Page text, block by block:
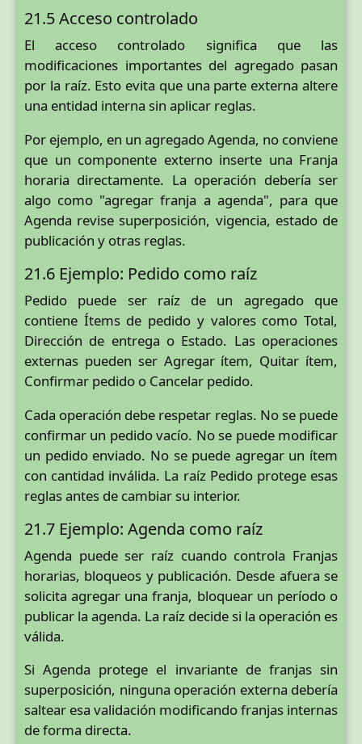
21.5 Acceso controlado
El acceso controlado significa que las
modificaciones importantes del agregado pasan
por la raíz. Esto evita que una parte externa altere
una entidad interna sin aplicar reglas.
Por ejemplo, en un agregado Agenda, no conviene
que un componente externo inserte una Franja
horaria directamente. La operación debería ser
algo como "agregar franja a agenda", para que
Agenda revise superposición, vigencia, estado de
publicación y otras reglas.
21.6 Ejemplo: Pedido como raíz
Pedido puede ser raíz de un agregado que
contiene Ítems de pedido y valores como Total,
Dirección de entrega o Estado. Las operaciones
externas pueden ser Agregar ítem, Quitar ítem,
Confirmar pedido o Cancelar pedido.
Cada operación debe respetar reglas. No se puede
confirmar un pedido vacío. No se puede modificar
un pedido enviado. No se puede agregar un ítem
con cantidad inválida. La raíz Pedido protege esas
reglas antes de cambiar su interior.
21.7 Ejemplo: Agenda como raíz
Agenda puede ser raíz cuando controla Franjas
horarias, bloqueos y publicación. Desde afuera se
solicita agregar una franja, bloquear un período o
publicar la agenda. La raíz decide si la operación es
válida.
Si Agenda protege el invariante de franjas sin
superposición, ninguna operación externa debería
saltear esa validación modificando franjas internas
de forma directa.